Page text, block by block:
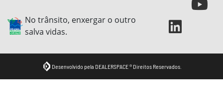
No trânsito, enxergar o outro
salva vidas.
Desenvolvido pela DEALERSPACE ® Direitos Reservados.